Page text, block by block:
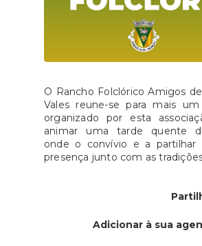
O Rancho Folclórico Amigos
Vales reune-se para mais um
organizado por esta
animar uma tarde quente
onde o convívio e a partilhar
presença junto com as
Adicionar à sua